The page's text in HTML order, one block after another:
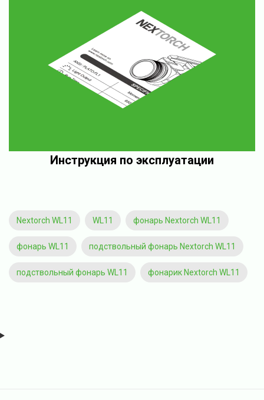
Инструкция по эксплуатации
Nextorch WL11 WL11 фонарь Nextorch WL11
фонарь WL11 подствольный фонарь Nextorch WL11
подствольный фонарь WL11 фонарик Nextorch WL11